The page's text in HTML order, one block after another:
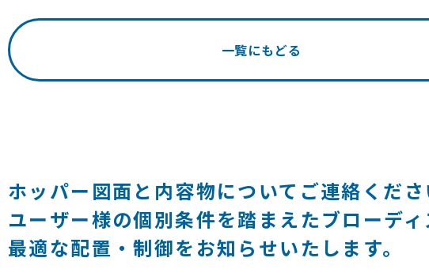
一覧にもどる
ホッパー図面と内容物についてご連絡くださ
ユーザー様の個別条件を踏まえたブローディ
最適な配置・制御をお知らせいたします。